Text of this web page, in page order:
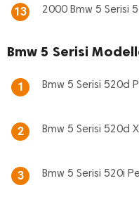
13 2000 Bmw 5 Serisi
Bmw 5 Serisi
1 Bmw 5 Serisi 520d
2 Bmw 5 Serisi 520d
3 Bmw 5 Serisi 520i